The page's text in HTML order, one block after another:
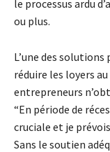
le processus ardu
ou plus.
L’une des
réduire les loyers
entrepreneurs
“En période de
cruciale et je
Sans le soutien